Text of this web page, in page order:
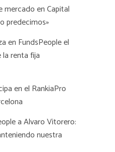
mercado en Capital
predecimos»
en FundsPeople el
renta fija
en el RankiaPro
a Alvaro Vitorero:
nuestra